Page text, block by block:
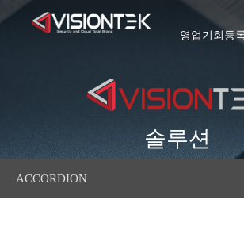
영업기회등
솔루션
ACCORDION